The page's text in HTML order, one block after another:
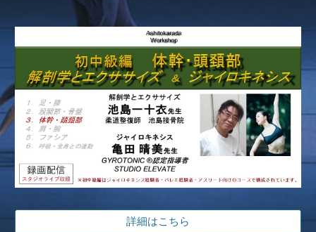
詳細はこちら